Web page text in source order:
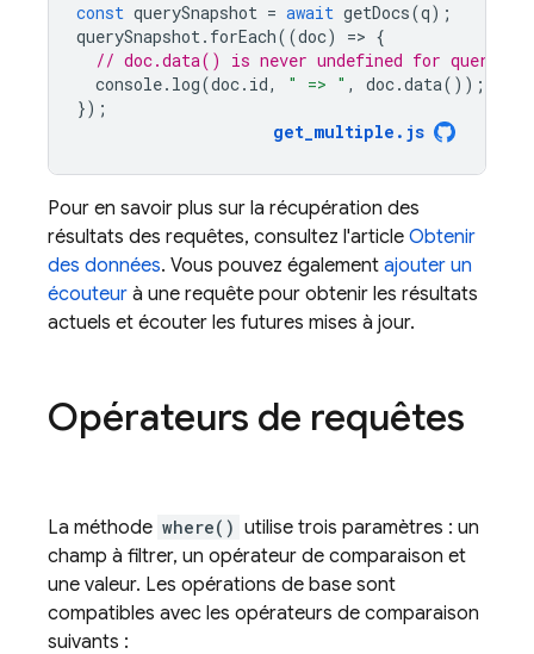
const querySnapshot = await getDocs(q);
querySnapshot. forEach((doc) => {
// doc.data() is never undefined for query doc
console. log(doc. id, " => " , doc.data());
});
get_multiple . js
Pour en savoir plus sur la récupération des
résultats des requêtes, consultez l'article Obtenir
des données. Vous pouvez également ajouter un
écouteur à une requête pour obtenir les résultats
actuels et écouter les futures mises à jour.
Opérateurs de requêtes
La méthode where() utilise trois paramètres : un
champ à filtrer, un opérateur de comparaison et
une valeur. Les opérations de base sont
compatibles avec les opérateurs de comparaison
suivants :